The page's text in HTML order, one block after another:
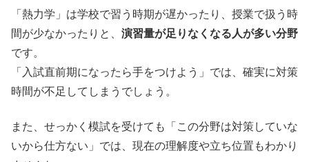
「熱力学」は学校で習う時期が遅かったり、授業で扱う時
間が少なかったりと、 演習量が足りなくなる人が多い分野
です。
「入試直前期になったら手をつけよう」では、確実に対策
時間が不足してしまうでしょう。
また、せっかく模試を受けても「この分野は対策していな
いから仕方ない」では、現在の理解度や立ち位置もわかり